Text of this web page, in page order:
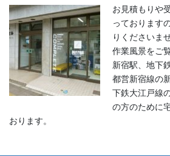
お見積もりや
っております
りくださいま
作業風景をご
新宿駅、地下
都営新宿線の
下鉄大江戸線
の方のために
おります。